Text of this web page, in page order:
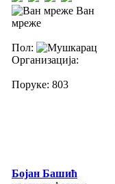
Ван
мреже
Пол:
Организација:
Поруке: 803
Бојан Башић